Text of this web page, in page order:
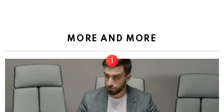
MORE AND MORE